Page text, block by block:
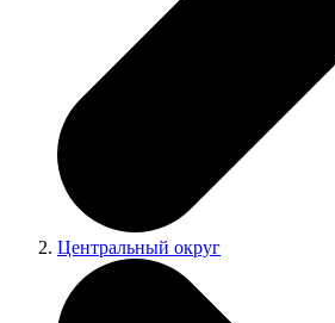
Центральный округ